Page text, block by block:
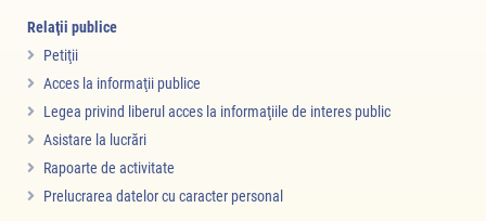
Relaţii publice
Petiţii
Acces la informaţii publice
Legea privind liberul acces la informaţiile de interes public
Asistare la lucrări
Rapoarte de activitate
Prelucrarea datelor cu caracter personal